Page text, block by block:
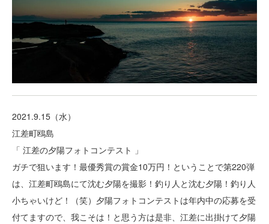
2021.9.15（水）
江差町鴎島
「 江差の夕陽フォトコンテスト 」
ガチで狙います！最優秀賞の賞金10万円！ということで第220弾
は、江差町鴎島にて沈む夕陽を撮影！釣り人と沈む夕陽！釣り人
小ちゃいけど！（笑）夕陽フォトコンテストは年内中の応募を受
付てますので、我こそは！と思う方は是非、江差に出掛けて夕陽